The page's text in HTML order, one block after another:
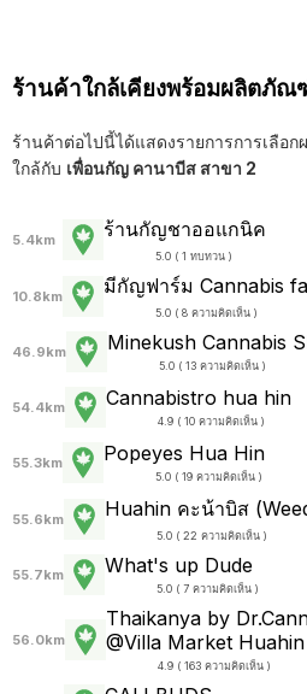
ร้านค้าใกล้เคียงพร้อมผลิตภัณ
ร้านค้าต่อไปนี้ได้แสดงรายการการเลือ
ใกล้กับ เพื่อนกัญ คานาบีส สาขา 2
5.4km ร้านกัญชาออแกนิค
5.0 ( 1 ทบทวน )
10.8km มีกัญฟาร์ม Cannabis
5.0 ( 8 ความคิดเห็น )
46.9km Minekush Cannabis
5.0 ( 13 ความคิดเห็น )
54.4km Cannabistro hua hin
4.9 ( 10 ความคิดเห็น )
55.3km Popeyes Hua Hin
5.0 ( 19 ความคิดเห็น )
55.6km Huahin คะน้าบิส
5.0 ( 22 ความคิดเห็น )
55.7km What's up Dude
5.0 ( 7 ความคิดเห็น )
56.0km
Thaikanya by
@Villa Market Huahin
4.9 ( 163 ความคิดเห็น )